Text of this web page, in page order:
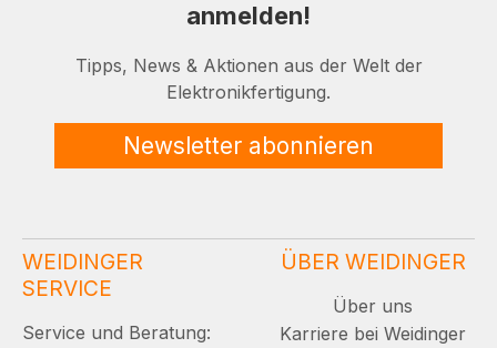
anmelden!
Tipps, News & Aktionen aus der Welt der
Elektronikfertigung.
Newsletter abonnieren
WEIDINGER
SERVICE
Service und Beratung:
ÜBER WEIDINGER
Über uns
Karriere bei Weidinger